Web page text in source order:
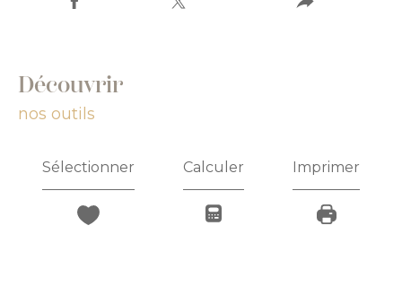
découvrir
nos outils
Sélectionner Calculer Imprimer